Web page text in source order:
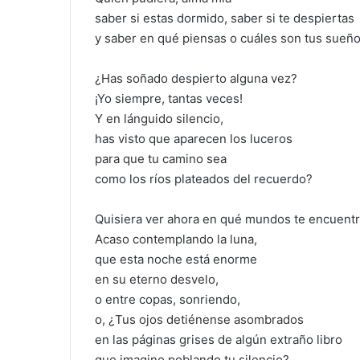
saber si estas dormido, saber si te despiertas
y saber en qué piensas o cuáles son tus
¿Has soñado despierto alguna vez?
¡Yo siempre, tantas veces!
Y en lánguido silencio,
has visto que aparecen los luceros
para que tu camino sea
como los ríos plateados del recuerdo?
Quisiera ver ahora en qué mundos te
Acaso contemplando la luna,
que esta noche está enorme
en su eterno desvelo,
o entre copas, sonriendo,
o, ¿Tus ojos detiénense asombrados
en las páginas grises de algún extraño libro